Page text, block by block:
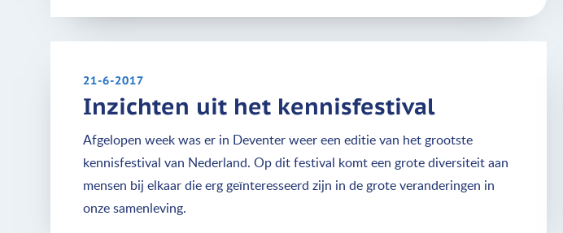
21-6-2017
Inzichten uit het kennisfestival
Afgelopen week was er in Deventer weer een editie van het grootste
kennisfestival van Nederland. Op dit festival komt een grote diversiteit aan
mensen bij elkaar die erg geïnteresseerd zijn in de grote veranderingen in
onze samenleving.